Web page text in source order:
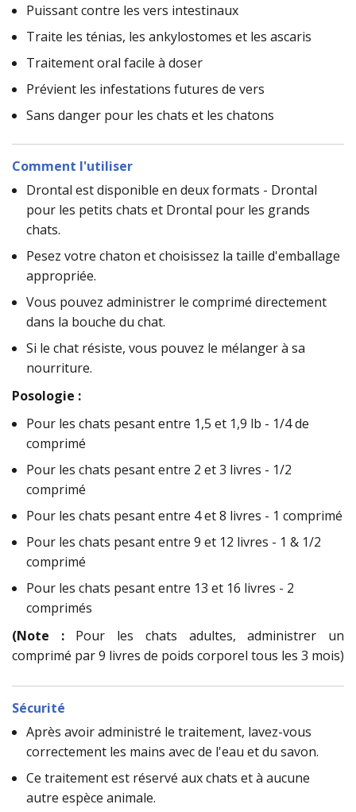
Puissant contre les vers intestinaux
Traite les ténias, les ankylostomes et les ascaris
Traitement oral facile à doser
Prévient les infestations futures de vers
Sans danger pour les chats et les chatons
Comment l'utiliser
Drontal est disponible en deux formats - Drontal
pour les petits chats et Drontal pour les grands
chats.
Pesez votre chaton et choisissez la taille d'emballage
appropriée.
Vous pouvez administrer le comprimé directement
dans la bouche du chat.
Si le chat résiste, vous pouvez le mélanger à sa
nourriture.
Posologie :
Pour les chats pesant entre 1,5 et 1,9 lb - 1/4 de
comprimé
Pour les chats pesant entre 2 et 3 livres - 1/2
comprimé
Pour les chats pesant entre 4 et 8 livres - 1 comprimé
Pour les chats pesant entre 9 et 12 livres - 1 & 1/2
comprimé
Pour les chats pesant entre 13 et 16 livres - 2
comprimés
(Note :Pour les chats adultes, administrer un
comprimé par 9 livres de poids corporel tous les 3 mois)
Sécurité
Après avoir administré le traitement, lavez-vous
correctement les mains avec de l'eau et du savon.
Ce traitement est réservé aux chats et à aucune
autre espèce animale.